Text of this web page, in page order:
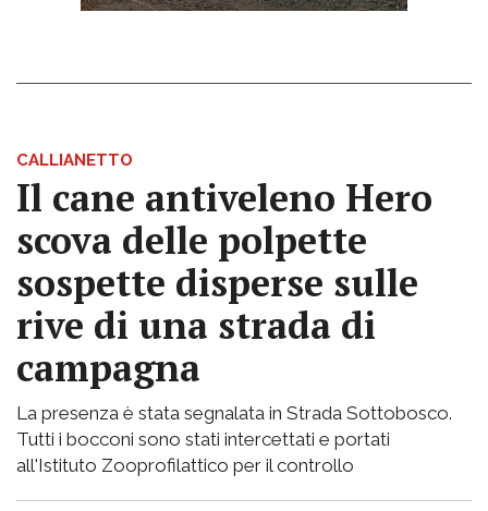
CALLIANETTO
Il cane antiveleno Hero
scova delle polpette
sospette disperse sulle
rive di una strada di
campagna
La presenza è stata segnalata in Strada Sottobosco.
Tutti i bocconi sono stati intercettati e portati
all'Istituto Zooprofilattico per il controllo